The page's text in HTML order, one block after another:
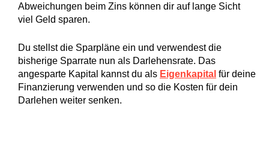
Abweichungen beim Zins können dir auf lange Sicht
viel Geld sparen.
Du stellst die Sparpläne ein und verwendest die
bisherige Sparrate nun als Darlehensrate. Das
angesparte Kapital kannst du als Eigenkapital für deine
Finanzierung verwenden und so die Kosten für dein
Darlehen weiter senken.